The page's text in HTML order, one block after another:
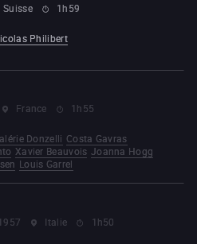
Suisse 1h59
Philibert
France 1h55
Donzelli Costa Gavras
Xavier Beauvois Joanna Hogg
Louis Garrel
Italie 1h50